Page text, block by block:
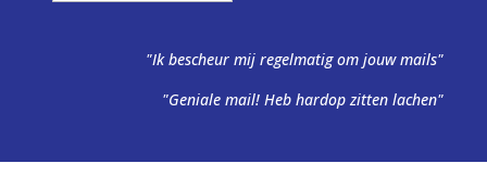
"Ik bescheur mij regelmatig om jouw mails"
"Geniale mail! Heb hardop zitten lachen"